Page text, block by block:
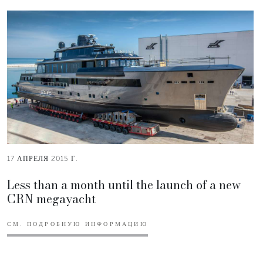
17 АПРЕЛЯ 2015 Г.
Less than a month until the launch of a new
CRN megayacht
СМ. ПОДРОБНУЮ ИНФОРМАЦИЮ